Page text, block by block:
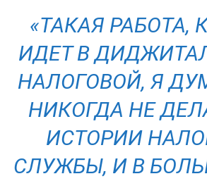
«ТАКАЯ РАБОТА,
ИДЕТ В
НАЛОГОВОЙ, Я
НИКОГДА НЕ
ИСТОРИИ
СЛУЖБЫ, И В